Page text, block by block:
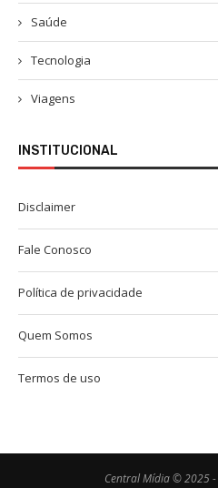
Saúde
Tecnologia
Viagens
INSTITUCIONAL
Disclaimer
Fale Conosco
Política de privacidade
Quem Somos
Termos de uso
Central Mídia © 2025 -